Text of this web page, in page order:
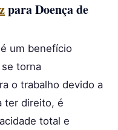
para Doença de
é um benefício
torna
o trabalho devido a
ter direito, é
total e